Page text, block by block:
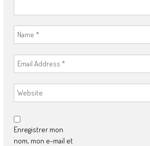
Enregistrer mon
nom, mon e-mail et